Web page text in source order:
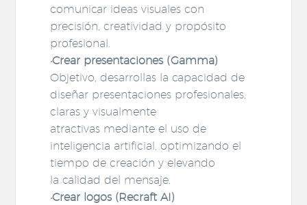
comunicar ideas visuales con
precisión, creatividad y propósito
profesional.
•Crear presentaciones (Gamma)
Objetivo, desarrollas la capacidad de
diseñar presentaciones profesionales,
claras y visualmente
atractivas mediante el uso de
inteligencia artificial, optimizando el
tiempo de creación y elevando
la calidad del mensaje.
•Crear logos (Recraft AI)